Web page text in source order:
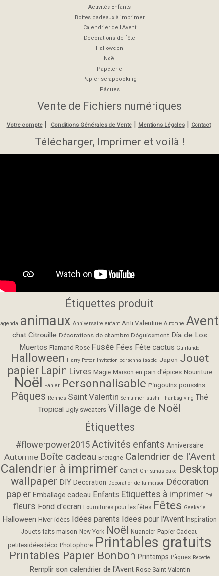
Activités Enfants
Boîtes cadeaux à imprimer
Calendrier de l'Avent
Décorations de fête
Halloween
Noël
Papeterie
Papier scrapbooking
Pâques
Vente de Fichiers numériques
Votre compte| Conditions Générales de Vente| Mentions Légales Contact
Télécharger, Imprimer et voilà !
Étiquettes produit
agenda animaux Anniversaire enfant Anti Valentine Automne Avent
chat Citrouille Décorations de chambre Déguisement Día de Los
Muertos Flamand Rose Fusée Fées Fête cactus Guirlande
Halloween Harry Potter Invitation personnalisable Japon Jouet
papier Lapin Livres Magie Maison en pain d'épices Nourriture
Noël Panier Personnalisable Pingouins poussins
Pâques Rennes Saint Valentin Semainier sushi Thanksgiving Thé
Tropical Ugly sweaters Village de Noël
Étiquettes
#flowerpower2015 Activités enfants Anniversaire
Automne Boîte cadeau Bretagne Calendrier de l'Avent
Calendrier à imprimer Carnet Christmas cake Desktop
wallpaper DIY Décoration Décoration de la maison Décoration
papier Emballage cadeau Enfants Etiquettes à imprimer Eté
fleurs Fond d'écran Fournitures pour les fêtes Fêtes Geekerie
Halloween Hiver idées Idées parents Idées pour l'Avent Inspiration
Jouets faits maison New York Noël Nuancier Papier Cadeau
petitesidéesdéco Photophore Printables gratuits
Printables Papier Bonbon Printemps Pâques Recette
Remplir son calendrier de l'Avent Rose Saint Valentin